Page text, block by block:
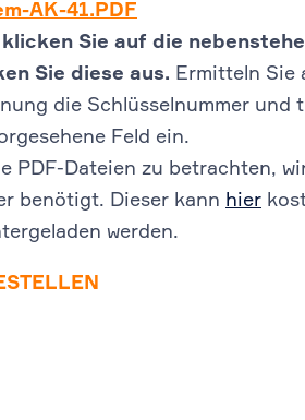
AK-41.PDF
Sie auf die
Sie diese aus. Ermitteln Sie
die Schlüsselnummer und
Feld ein.
PDF-Dateien zu betrachten,
benötigt. Dieser kann hier
werden.